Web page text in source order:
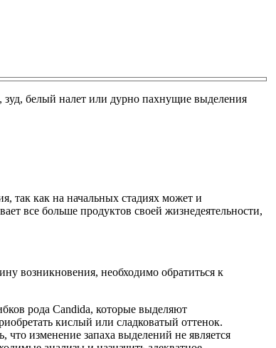
зуд, белый налет или дурно пахнущие выделения
так как на начальных стадиях может и
все больше продуктов своей жизнедеятельности,
возникновения, необходимо обратиться к
рода Candida, которые выделяют
кислый или сладковатый оттенок.
изменение запаха выделений не является